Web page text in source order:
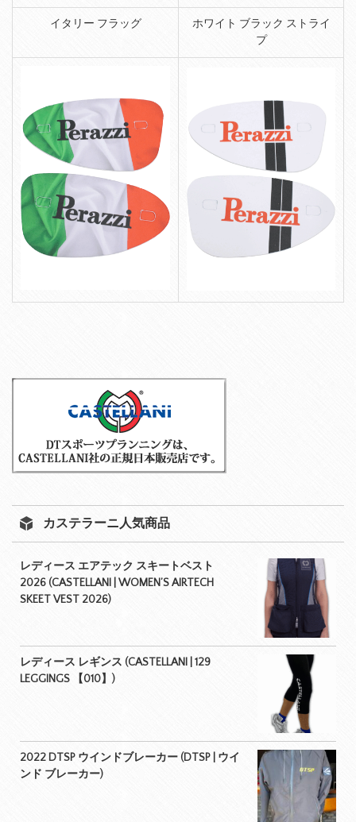
イタリー フラッグ
ホワイト ブラック ストライ
プ
カステラーニ人気商品
レディース エアテック スキートベスト
2026 (CASTELLANI | WOMEN’S AIRTECH
SKEET VEST 2026)
レディース レギンス (CASTELLANI | 129
LEGGINGS 【010】)
2022 DTSP ウインドブレーカー (DTSP | ウイ
ンド ブレーカー)